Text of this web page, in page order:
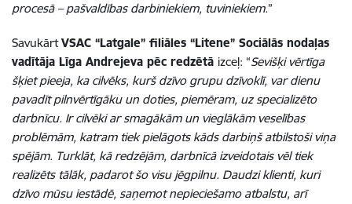
procesā – pašvaldības darbiniekiem, tuviniekiem.”
SavukārtVSAC “Latgale” filiāles “Litene” Sociālās nodaļas
vadītāja Līga Andrejeva pēc redzētā izceļ: “Sevišķi vērtīga
šķiet pieeja, ka cilvēks, kurš dzīvo grupu dzīvoklī, var dienu
pavadīt pilnvērtīgāku un doties, piemēram, uz specializēto
darbnīcu. Ir cilvēki ar smagākām un vieglākām veselības
problēmām, katram tiek pielāgots kāds darbiņš atbilstoši viņa
spējām. Turklāt, kā redzējām, darbnīcā izveidotais vēl tiek
realizēts tālāk, padarot šo visu jēgpilnu. Daudzi klienti, kuri
dzīvo mūsu iestādē, saņemot nepieciešamo atbalstu, arī